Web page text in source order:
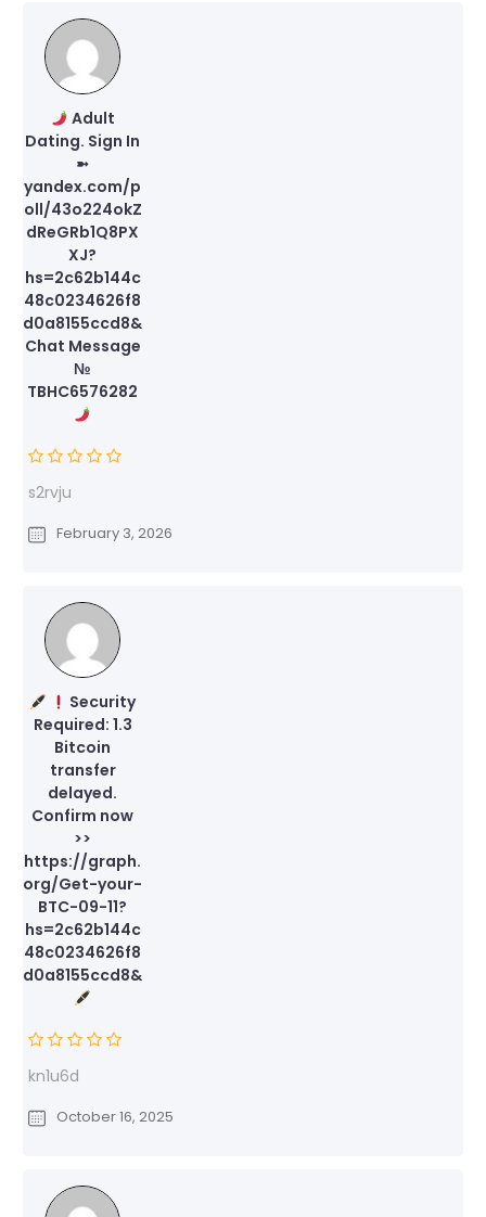
Adult
Dating. Sign In
➼
yandex.com/p
oll/43o224okZ
dReGRb1Q8PX
XJ?
hs=2c62b144c
48c0234626f8
d0a8155ccd8&
Chat Message
№
TBHC6576282
s2rvju
February 3, 2026
Security
Required: 1.3
Bitcoin
transfer
delayed.
Confirm now
>>
https://graph.
org/Get-your-
BTC-09-11?
hs=2c62b144c
48c0234626f8
d0a8155ccd8&
kn1u6d
October 16, 2025